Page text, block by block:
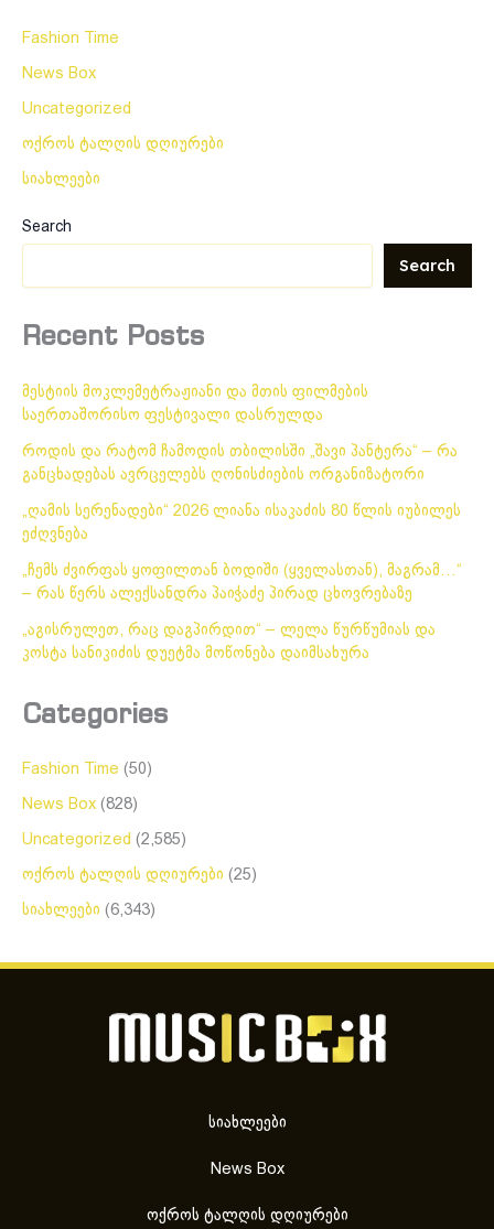
Fashion Time
News Box
Uncategorized
ოქროს ტალღის დღიურები
სიახლეები
Search
Search
Recent Posts
მესტიის მოკლემეტრაჟიანი და მთის ფილმების
საერთაშორისო ფესტივალი დასრულდა
როდის და რატომ ჩამოდის თბილისში „შავი პანტერა“ – რა
განცხადებას ავრცელებს ღონისძიების ორგანიზატორი
„ღამის სერენადები“ 2026 ლიანა ისაკაძის 80 წლის იუბილეს
ეძღვნება
„ჩემს ძვირფას ყოფილთან ბოდიში (ყველასთან), მაგრამ…“
– რას წერს ალექსანდრა პაიჭაძე პირად ცხოვრებაზე
„აგისრულეთ, რაც დაგპირდით“ – ლელა წურწუმიას და
კოსტა სანიკიძის დუეტმა მოწონება დაიმსახურა
Categories
Fashion Time (50)
News Box (828)
Uncategorized (2,585)
ოქროს ტალღის დღიურები (25)
სიახლეები (6,343)
სიახლეები
News Box
ოქროს ტალღის დღიურები